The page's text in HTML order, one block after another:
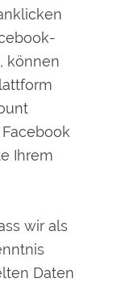
können
Ihrem
wir als
Daten